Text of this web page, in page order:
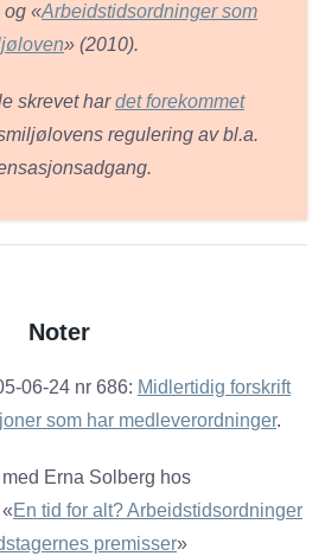
og «Arbeidstidsordninger som
» (2010).
skrevet hardet forekommet
regulering av bl.a.
Noter
06-24 nr 686: Midlertidig forskrift
som har medleverordninger.
Erna Solberg hos
En tid for alt? Arbeidstidsordninger
premisser»